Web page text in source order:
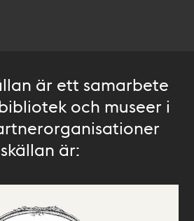
är ett samarbete
och museer i
är: